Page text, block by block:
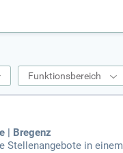
Funktionsbereich
| Bregenz
Stellenangebote in